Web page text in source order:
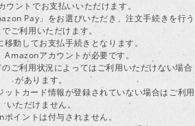
ウントでお支払いいただけます。
Pay」をお選びいただき、注文手続きを行う
ご利用いただけます。
動してお支払手続きとなります。
Amazonアカウントが必要です。
ご利用状況によってはご利用いただけない場合
があります。
トカード情報が登録されていない場合はご利用
いただけません。
イントは付与されません。